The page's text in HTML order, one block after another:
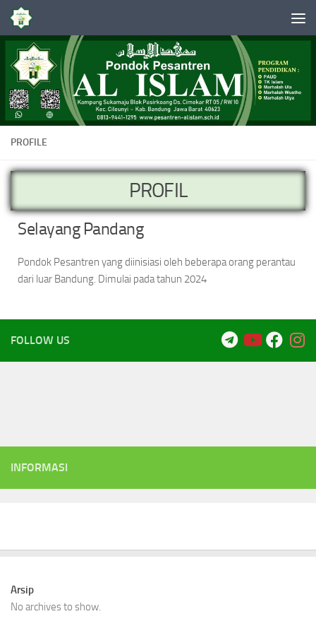
Skip to content
PROFILE
PROFIL
Selayang Pandang
Pondok Pesantren yang diinisiasi oleh beberapa orang perantau
dari luar Bandung. Dimulai pada tahun 2024
FOLLOW US
INFORMASI
Arsip
No archives to show.